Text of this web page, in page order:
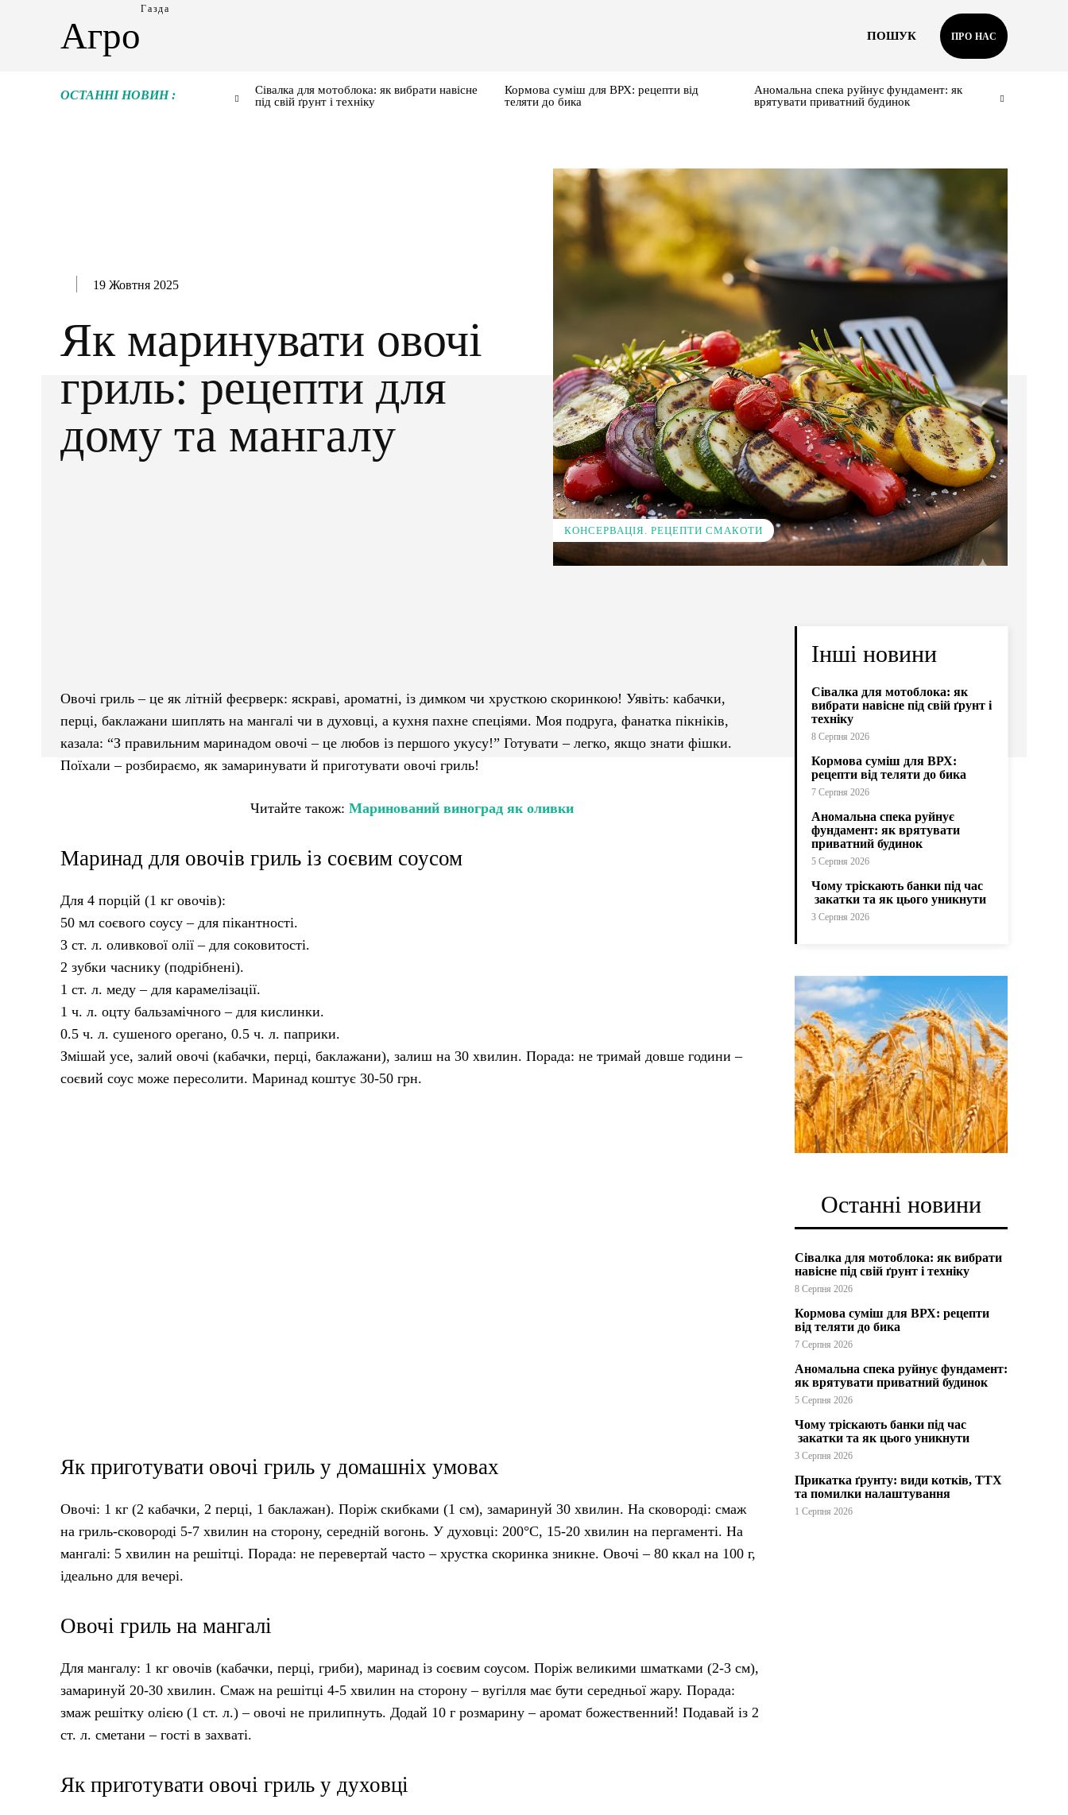
Агро
Газда
ПОШУК ПРО НАС
ОСТАННІ НОВИН :
Сівалка для мотоблока: як вибрати навісне
під свій ґрунт і техніку
Кормова суміш для ВРХ: рецепти від
теляти до бика
Аномальна спека руйнує фундамент: як
врятувати приватний будинок
19 Жовтня 2025
Як маринувати овочі
гриль: рецепти для
дому та мангалу
КОНСЕРВАЦІЯ. РЕЦЕПТИ СМАКОТИ
Овочі гриль – це як літній феєрверк: яскраві, ароматні, із димком чи хрусткою скоринкою! Уявіть: кабачки,
перці, баклажани шиплять на мангалі чи в духовці, а кухня пахне спеціями. Моя подруга, фанатка пікніків,
казала: “З правильним маринадом овочі – це любов із першого укусу!” Готувати – легко, якщо знати фішки.
Поїхали – розбираємо, як замаринувати й приготувати овочі гриль!
Читайте також: Маринований виноград як оливки
Маринад для овочів гриль із соєвим соусом
Для 4 порцій (1 кг овочів):
50 мл соєвого соусу – для пікантності.
3 ст. л. оливкової олії – для соковитості.
2 зубки часнику (подрібнені).
1 ст. л. меду – для карамелізації.
1 ч. л. оцту бальзамічного – для кислинки.
0.5 ч. л. сушеного орегано, 0.5 ч. л. паприки.
Змішай усе, залий овочі (кабачки, перці, баклажани), залиш на 30 хвилин. Порада: не тримай довше години –
соєвий соус може пересолити. Маринад коштує 30-50 грн.
Як приготувати овочі гриль у домашніх умовах
Овочі: 1 кг (2 кабачки, 2 перці, 1 баклажан). Поріж скибками (1 см), замаринуй 30 хвилин. На сковороді: смаж
на гриль-сковороді 5-7 хвилин на сторону, середній вогонь. У духовці: 200°C, 15-20 хвилин на пергаменті. На
мангалі: 5 хвилин на решітці. Порада: не перевертай часто – хрустка скоринка зникне. Овочі – 80 ккал на 100 г,
ідеально для вечері.
Овочі гриль на мангалі
Для мангалу: 1 кг овочів (кабачки, перці, гриби), маринад із соєвим соусом. Поріж великими шматками (2-3 см),
замаринуй 20-30 хвилин. Смаж на решітці 4-5 хвилин на сторону – вугілля має бути середньої жару. Порада:
змаж решітку олією (1 ст. л.) – овочі не прилипнуть. Додай 10 г розмарину – аромат божественний! Подавай із 2
ст. л. сметани – гості в захваті.
Як приготувати овочі гриль у духовці
Інші новини
Сівалка для мотоблока: як
вибрати навісне під свій ґрунт і
техніку
8 Серпня 2026
Кормова суміш для ВРХ:
рецепти від теляти до бика
7 Серпня 2026
Аномальна спека руйнує
фундамент: як врятувати
приватний будинок
5 Серпня 2026
Чому тріскають банки під час
закатки та як цього уникнути
3 Серпня 2026
Останні новини
Сівалка для мотоблока: як вибрати
навісне під свій ґрунт і техніку
8 Серпня 2026
Кормова суміш для ВРХ: рецепти
від теляти до бика
7 Серпня 2026
Аномальна спека руйнує фундамент:
як врятувати приватний будинок
5 Серпня 2026
Чому тріскають банки під час
закатки та як цього уникнути
3 Серпня 2026
Прикатка ґрунту: види котків, ТТХ
та помилки налаштування
1 Серпня 2026